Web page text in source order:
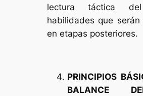
lectura táctica
habilidades que serán
en etapas posteriores.
PRINCIPIOS
BALANCE